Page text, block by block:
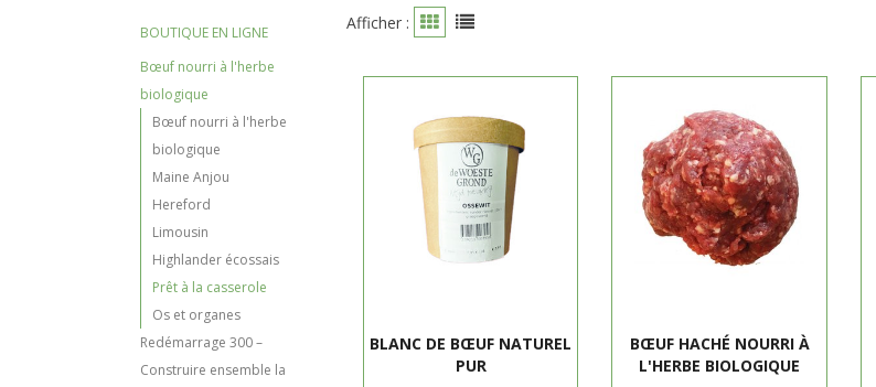
BOUTIQUE EN LIGNE
Bœuf nourri à l'herbe
biologique
Bœuf nourri à l'herbe
biologique
Maine Anjou
Hereford
Limousin
Highlander écossais
Prêt à la casserole
Os et organes
Redémarrage 300 –
Construire ensemble la
Afficher :
BLANC DE BŒUF NATUREL
PUR
BŒUF HACHÉ NOURRI À
L'HERBE BIOLOGIQUE